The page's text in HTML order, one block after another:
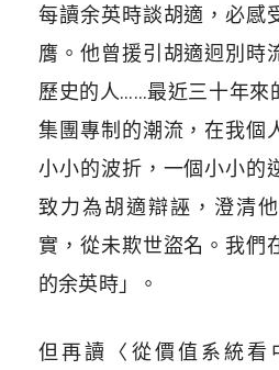
每讀余英時談胡適，必感
膺。他曾援引胡適迥別時
歷史的人……最近三十年來
集團專制的潮流，在我個
小小的波折，一個小小的
致力為胡適辯誣，澄清
實，從未欺世盜名。我們
的余英時」。
但再讀〈從價值系統看